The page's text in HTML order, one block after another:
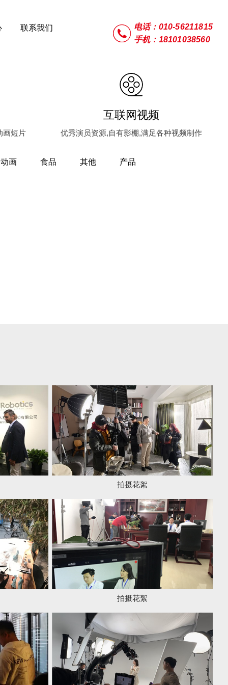
联系我们
电话：010-56211815
手机：18101038560
画短片
互联网视频
优秀演员资源,自有影棚,满足各种视频制作
动画 食品 其他 产品